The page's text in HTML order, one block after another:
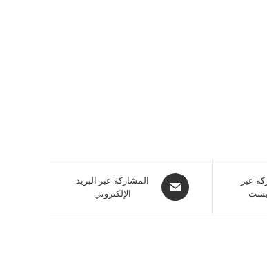
عبر
المشاركة عبر البريد
الإلكتروني